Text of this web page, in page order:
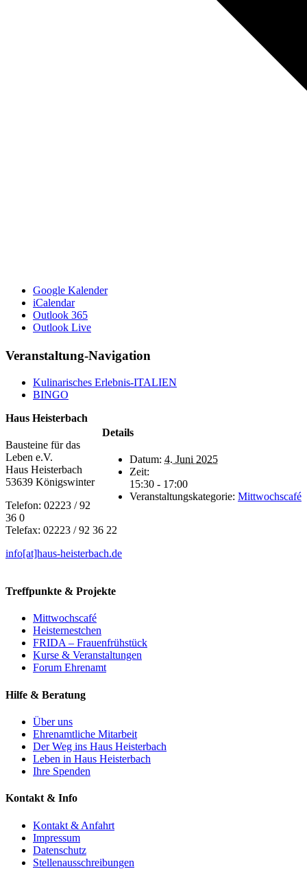
Google Kalender
iCalendar
Outlook 365
Outlook Live
Facebook
X
LinkedIn
WhatsApp
Telegram
Tumblr
Xing
E-
Veranstaltung-Navigation
Kulinarisches Erlebnis-ITALIEN
BINGO
Details
Datum: 4. Juni 2025
Zeit:
15:30 - 17:00
Veranstaltungskategorie: Mittwochscafé
Haus Heisterbach
Bausteine für das
Leben e.V.
Haus Heisterbach
53639 Königswinter
Telefon: 02223 / 92
36 0
Telefax: 02223 / 92 36 22
info[at]haus-heisterbach.de
Treffpunkte & Projekte
Mittwochscafé
Heisternestchen
FRIDA – Frauenfrühstück
Kurse & Veranstaltungen
Forum Ehrenamt
Hilfe & Beratung
Über uns
Ehrenamtliche Mitarbeit
Der Weg ins Haus Heisterbach
Leben in Haus Heisterbach
Ihre Spenden
Kontakt & Info
Kontakt & Anfahrt
Impressum
Datenschutz
Stellenausschreibungen